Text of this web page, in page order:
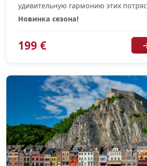
удивительную гармонию этих
Новинка сезона!
199 €